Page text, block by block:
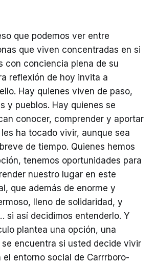
que podemos ver entre
que viven concentradas en si
con conciencia plena de su
reflexión de hoy invita a
Hay quienes viven de paso,
y pueblos. Hay quienes se
conocer, comprender y aportar
ha tocado vivir, aunque sea
de tiempo. Quienes hemos
tenemos oportunidades para
nuestro lugar en este
que además de enorme y
lleno de solidaridad, y
si así decidimos entenderlo. Y
plantea una opción, una
encuentra si usted decide vivir
el entorno social de Carrrboro-